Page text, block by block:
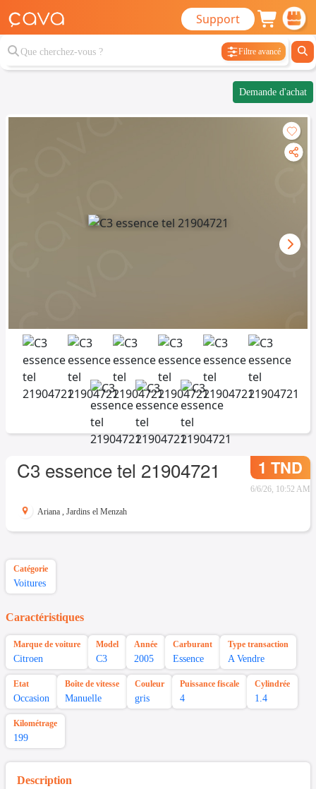
Support
Filtre avancé
Demande d'achat
C3 essence tel 21904721 1 TND
6/6/26, 10:52 AM
Ariana , Jardins el Menzah
Catégorie
Voitures
Caractéristiques
Marque de voiture
Citroen
Model
C3
Année
2005
Carburant
Essence
Type transaction
A Vendre
Etat
Occasion
Boîte de vitesse
Manuelle
Couleur
gris
Puissance fiscale
4
Cylindrée
1.4
Kilométrage
199
Description